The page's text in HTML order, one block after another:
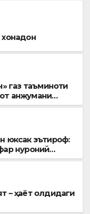
хонадон
газ таъминоти
анжумани
юксак эътироф:
нуроний
кўкрак нишони
– ҳаёт олдидаги